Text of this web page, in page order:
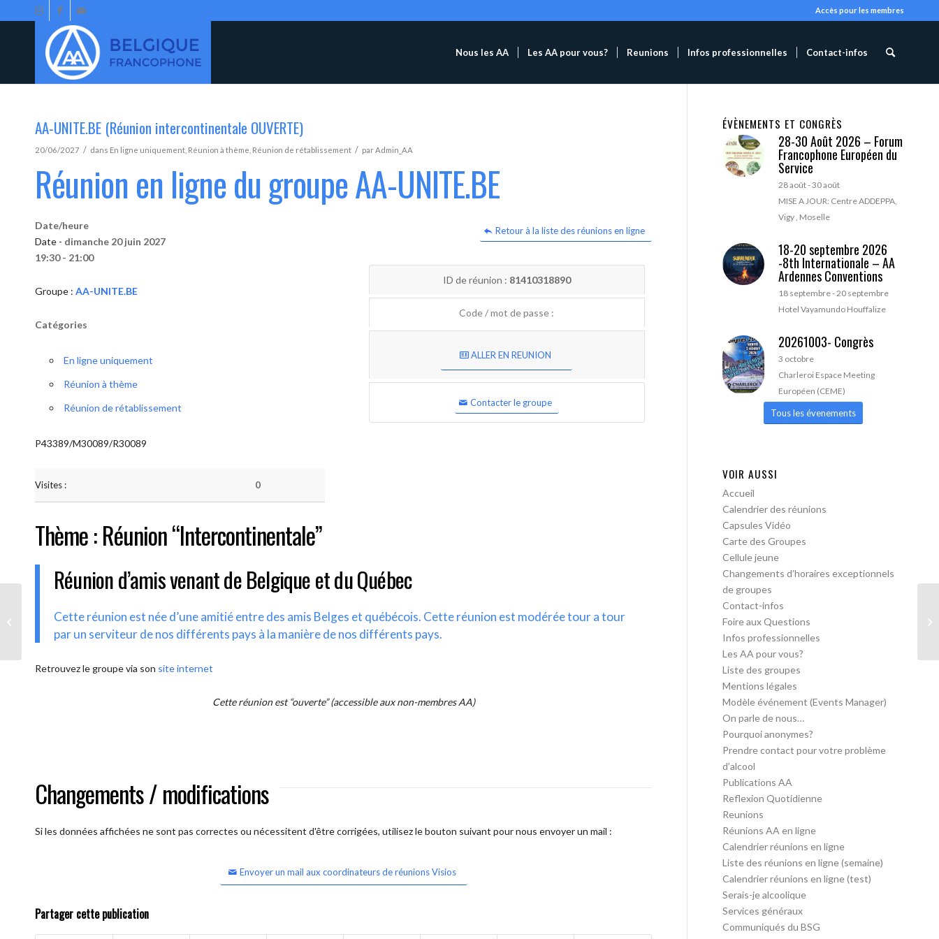
Accès pour les membres
Nous les AA Les AA pour vous? Reunions Infos professionnelles Contact-infos
AA-UNITE.BE (Réunion intercontinentale OUVERTE)
20/06/2027 / dans En ligne uniquement Réunion à thème Réunion de rétablissement / parAdmin_AA
Réunion en ligne du groupe AA-UNITE.BE
Retour à la liste des réunions en ligne
Date/heure
Date - dimanche 20 juin 2027
19:30 - 21:00
Groupe : AA-UNITE.BE
Catégories
En ligne uniquement
Réunion à thème
Réunion de rétablissement
P43389/M30089/R30089
Visites : 0
ID de réunion : 81410318890
Code / mot de passe :
ALLER EN REUNION
Contacter le groupe
Thème : Réunion “Intercontinentale”
Réunion d’amis venant de Belgique et du Québec
Cette réunion est née d’une amitié entre des amis Belges et québécois. Cette réunion est modérée tour a tour
par un serviteur de nos différents pays à la manière de nos différents pays.
Retrouvez le groupe via son site internet
Cette réunion est “ouverte” (accessible aux non-membres AA)
Changements / modifications
Si les données affichées ne sont pas correctes ou nécessitent d'être corrigées, utilisez le bouton suivant pour nous envoyer un mail :
Envoyer un mail aux coordinateurs de réunions Visios
Partager cette publication
ÉVÈNEMENTS ET CONGRÈS
28-30 Août 2026 – Forum
Francophone Européen du
Service
28 août-30 août
MISE A JOUR: Centre ADDEPPA,
Vigy , Moselle
18-20 septembre 2026
-8th Internationale – AA
Ardennes Conventions
18 septembre-20 septembre
Hotel Vayamundo Houffalize
20261003- Congrès
3 octobre
Charleroi Espace Meeting
Européen (CEME)
Tous les évenements
VOIR AUSSI
Accueil
Calendrier des réunions
Capsules Vidéo
Carte des Groupes
Cellule jeune
Changements d’horaires exceptionnels
de groupes
Contact-infos
Foire aux Questions
Infos professionnelles
Les AA pour vous?
Liste des groupes
Mentions légales
Modèle événement (Events Manager)
On parle de nous…
Pourquoi anonymes?
Prendre contact pour votre problème
d’alcool
Publications AA
Reflexion Quotidienne
Reunions
Réunions AA en ligne
Calendrier réunions en ligne
Liste des réunions en ligne (semaine)
Calendrier réunions en ligne (test)
Serais-je alcoolique
Services généraux
Communiqués du BSG
AA-UNITE.BE (Réunion
intercontinentale OUVERTE)